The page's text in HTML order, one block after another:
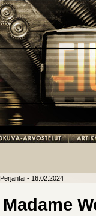
Perjantai - 16.02.2024
Madame